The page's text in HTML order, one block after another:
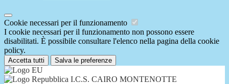
Cookie necessari per il funzionamento
I cookie necessari per il funzionamento non possono essere
disabilitati. È possibile consultare l'elenco nella pagina della cookie
policy.
Accetta tutti Salva le preferenze
I.C.S. CAIRO MONTENOTTE